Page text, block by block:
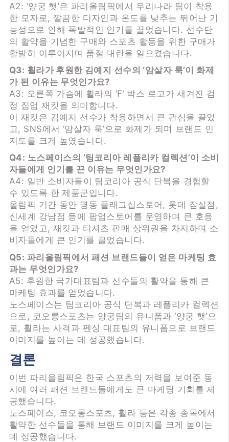
A2: ‘양궁 햇’은 파리올림픽에서 우리나라 팀이 착용
한 모자로, 깔끔한 디자인과 온도를 낮추는 뛰어난 기
능성으로 인해 폭발적인 인기를 끌었습니다. 선수단
의 활약을 기념한 구매와 스포츠 활동을 위한 구매가
활발히 이루어지며 품절 대란을 일으켰습니다.
Q3: 휠라가 후원한 김예지 선수의 ‘암살자 룩’이 화제
가 된 이유는 무엇인가요?
A3: 오른쪽 가슴에 휠라의 ‘F’ 박스 로고가 새겨진 검
정 집업 재킷을 의미합니다.
이 재킷은 김예지 선수가 착용하면서 큰 관심을 끌었
고, SNS에서 ‘암살자 룩’으로 화제가 되며 브랜드 인
지도를 크게 높였습니다.
Q4: 노스페이스의 ‘팀코리아 레플리카 컬렉션’이 소비
자들에게 인기를 끈 이유는 무엇인가요?
A4: 일반 소비자들이 팀코리아 공식 단복을 경험할
수 있도록 한 제품군입니다.
올림픽 기간 동안 명동 플래그십스토어, 롯데 잠실점,
신세계 강남점 등에 팝업스토어를 운영하며 큰 호응
을 얻었고, 재킷과 티셔츠 판매 상위권을 차지하며 소
비자들에게 큰 인기를 끌었습니다.
Q5: 파리올림픽에서 패션 브랜드들이 얻은 마케팅 효
과는 무엇인가요?
A5: 후원한 국가대표팀과 선수들의 활약을 통해 큰
마케팅 효과를 얻었습니다.
노스페이스는 팀코리아 공식 단복과 레플리카 컬렉션
으로, 코오롱스포츠는 양궁팀의 유니폼과 ‘양궁 햇’으
로, 휠라는 사격과 펜싱 대표팀의 유니폼으로 브랜드
이미지를 높이는 데 성공했습니다.
결론
이번 파리올림픽은 한국 스포츠의 저력을 보여준 동
시에 여러 패션 브랜드들에게도 큰 마케팅 기회를 제
공했습니다.
노스페이스, 코오롱스포츠, 휠라 등은 각종 종목에서
활약한 선수들을 통해 브랜드 이미지를 크게 높이는
데 성공했습니다.